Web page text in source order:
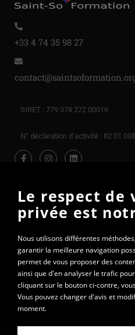
+33 4 74 35 98 27
SIRET : 779 378 272 00016
N° déclaration d’activité : 82 01
Le respect de
privée est
Nous utilisons différentes
garantir la meilleure navigation
permet de vous proposer des
ainsi que d'en analyser le trafic
cliquant sur le bouton ci-contre,
Vous pouvez changer d'avis et
moment.